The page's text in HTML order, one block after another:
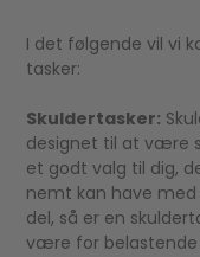
I det følgende vil vi
tasker:
Skuldertasker:
designet til at være
et godt valg til dig,
nemt kan have med
del, så er en
være for belastende